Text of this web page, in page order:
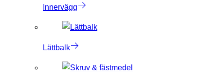
Innervägg
Lättbalk